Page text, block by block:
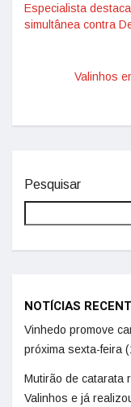
Especialista
simultânea contra
Valinhos
Pesquisar
NOTÍCIAS
Vinhedo promove
próxima sexta-feira
Mutirão de catarata
Valinhos e já